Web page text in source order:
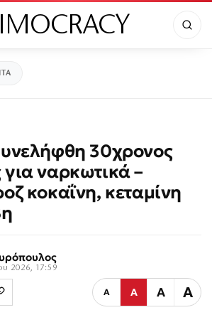
30χρονος
ναρκωτικά –
κοκαΐνη, κεταμίνη
2026, 17:59
Α Α Α Α